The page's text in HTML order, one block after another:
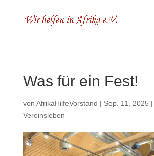
Was für ein Fest!
von AfrikaHilfeVorstand | Sep. 11, 2025 |
Vereinsleben